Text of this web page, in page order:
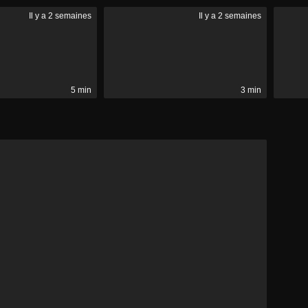
Il y a 2 semaines
5 min
Il y a 2 semaines
3 min